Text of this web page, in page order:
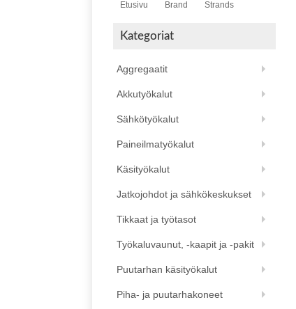
Etusivu Brand Strands
Kategoriat
Aggregaatit
Akkutyökalut
Sähkötyökalut
Paineilmatyökalut
Käsityökalut
Jatkojohdot ja sähkökeskukset
Tikkaat ja työtasot
Työkaluvaunut, -kaapit ja -pakit
Puutarhan käsityökalut
Piha- ja puutarhakoneet